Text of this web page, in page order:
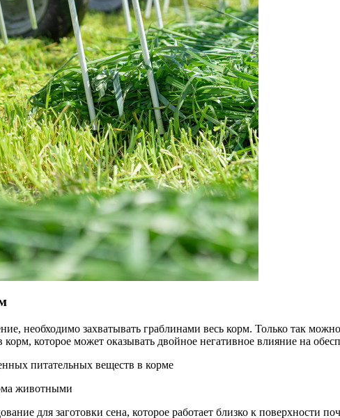
необходимо захватывать граблинами весь корм. Только так
корм, которое может оказывать двойное негативное влияние на
питательных веществ в корме
животными
для заготовки сена, которое работает близко к поверхности